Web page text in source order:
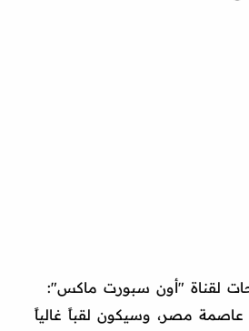
لقناة "أون سبورت ماكس":
مصر، وسيكون لقباً غالياً